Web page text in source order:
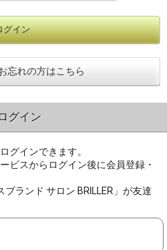
忘れの方はこちら
グイン
グインできます。
ビスからログイン後に会員登録・
ランド サロン BRILLER」が友達